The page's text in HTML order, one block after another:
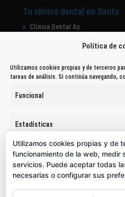
Política de
Utilizamos cookies propias y de terceros
tareas de análisis. Si continúa navegando,
Funcional
Estadísticas
Marketing
Tu clínica dental en Sants
Clínica Dental As
Contacto
Dirección: Calle de Sants, 277
Tlf.: 932967521
WhatsApp: 640330755
Email:info@cdentalas.com
Utilizamos cookies propias y de
funcionamiento de la web, medir
servicios. Puede aceptar todas
necesarias o configurar sus